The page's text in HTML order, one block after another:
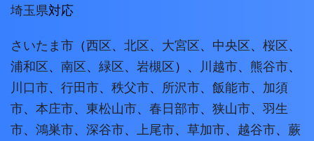
埼玉県対応
さいたま市 （西区、 北区、 大宮区、 中央区、 桜区、
浦和区、 南区、 緑区、 岩槻区）、 川越市、 熊谷市、
川口市、 行田市、 秩父市、 所沢市、 飯能市、 加須
市、 本庄市、 東松山市、 春日部市、 狭山市、 羽生
市、 鴻巣市、 深谷市、 上尾市、 草加市、 越谷市、 蕨